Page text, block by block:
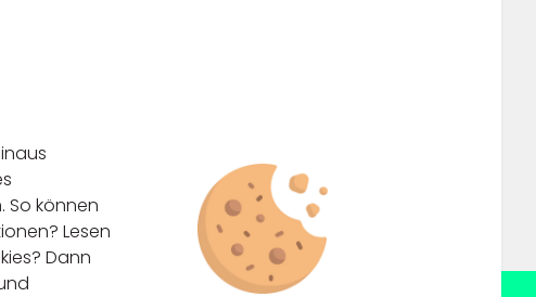
So können
Lesen
Dann